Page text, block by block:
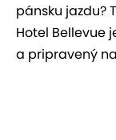
pánsku jazdu?
Hotel Bellevue
a pripravený